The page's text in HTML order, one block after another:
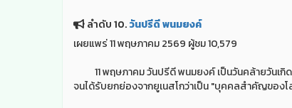
ลำดับ 10.วันปรีดี พนมยงค์
เผยแพร่ 11 พฤษภาคม 2569 ผู้ชม 10,579
11 พฤษภาคม วันปรีดี พนมยงค์ เป็นวันคล้ายวันเกิ
จนได้รับยกย่องจากยูเนสโกว่าเป็น "บุคคลสำคัญของโ